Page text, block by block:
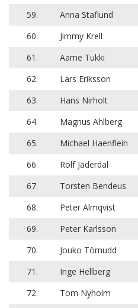
59.
Anna Staflund
60.
Jimmy Krell
61.
Aarne Tukki
62.
Lars Eriksson
63.
Hans Nirholt
64.
Magnus Ahlberg
65.
Michael Haenflein
66.
Rolf Jäderdal
67.
Torsten Bendeus
68.
Peter Almqvist
69.
Peter Karlsson
70.
Jouko Törnudd
71.
Inge Hellberg
72.
Tom Nyholm